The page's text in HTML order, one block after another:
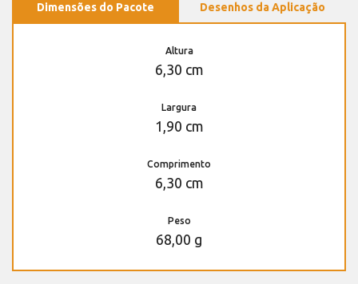
Dimensões do Pacote Desenhos da Aplicação
Altura
6,30 cm
Largura
1,90 cm
Comprimento
6,30 cm
Peso
68,00 g